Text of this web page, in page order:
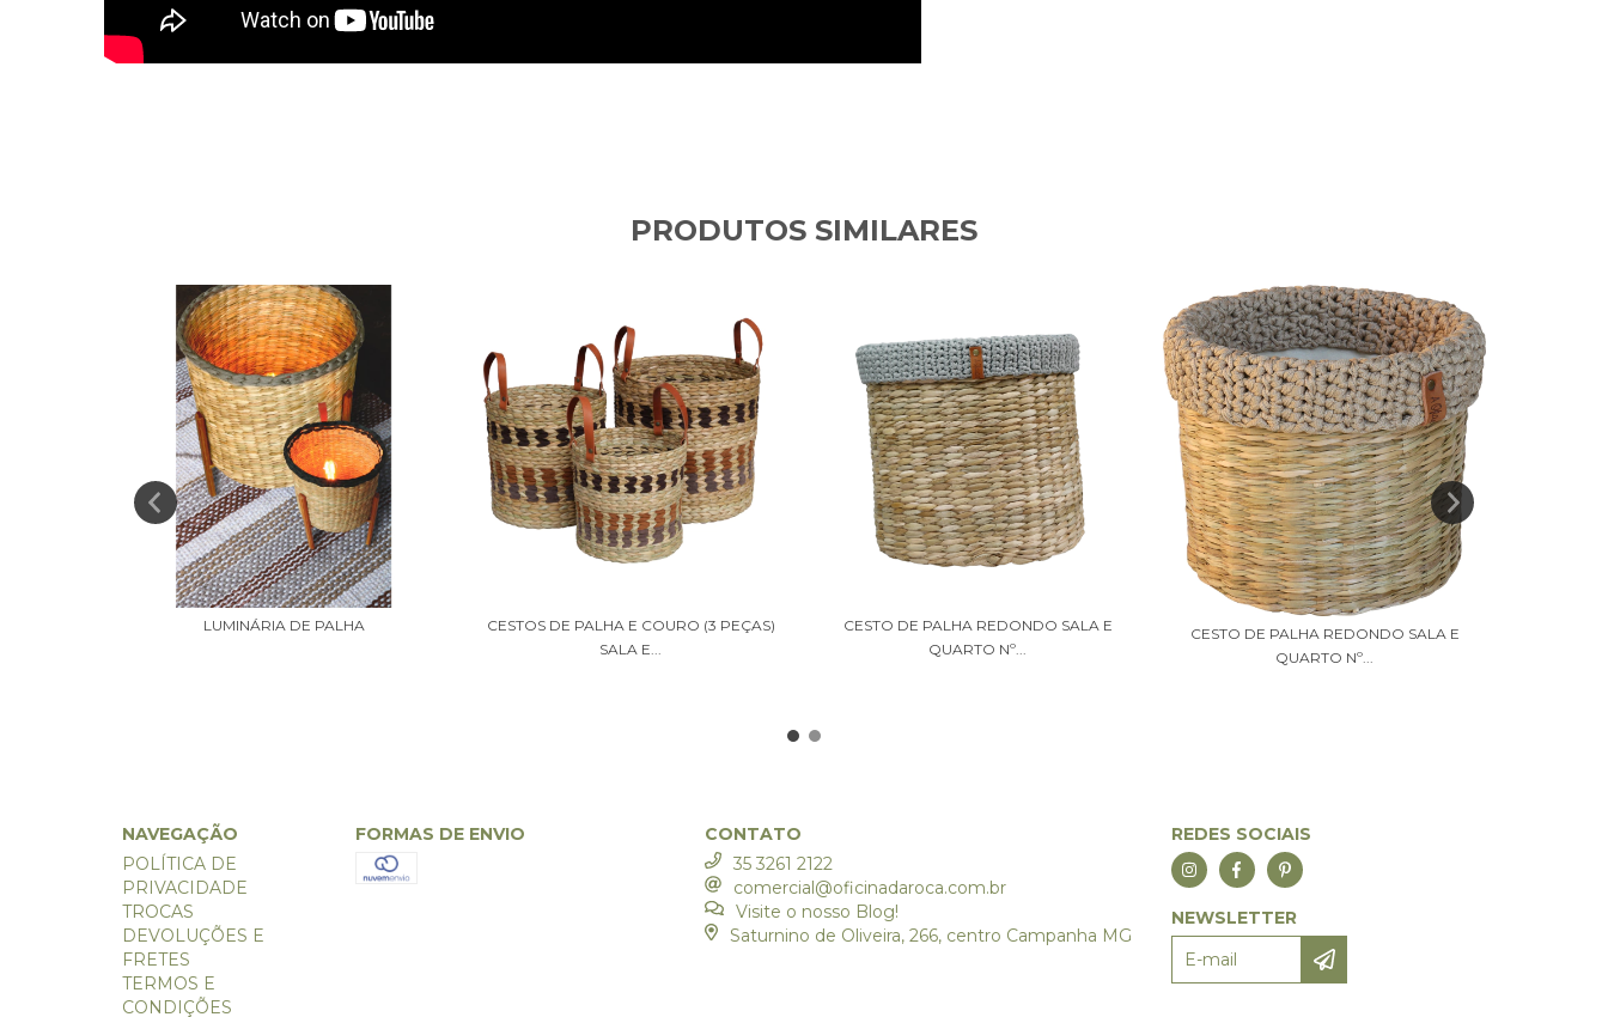
PRODUTOS SIMILARES
LUMINÁRIA DE PALHA
CESTOS DE PALHA E COURO (3 PEÇAS)
SALA E...
CESTO DE PALHA REDONDO SALA E
QUARTO Nº...
CESTO DE PALHA REDONDO SALA E
QUARTO Nº...
NAVEGAÇÃO
POLÍTICA DE
PRIVACIDADE
TROCAS
DEVOLUÇÕES E
FRETES
TERMOS E
CONDIÇÕES
FORMAS DE ENVIO
CONTATO
35 3261 2122
comercial@oficinadaroca.com.br
Visite o nosso Blog!
Saturnino de Oliveira, 266, centro Campanha MG
REDES SOCIAIS
NEWSLETTER